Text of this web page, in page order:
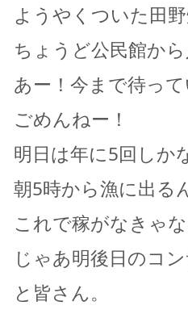
ようやくついた田
ちょうど公民館か
あー！今まで待っ
ごめんねー！
明日は年に5回しか
朝5時から漁に出る
これで稼がなきゃ
じゃあ明後日のコ
と皆さん。